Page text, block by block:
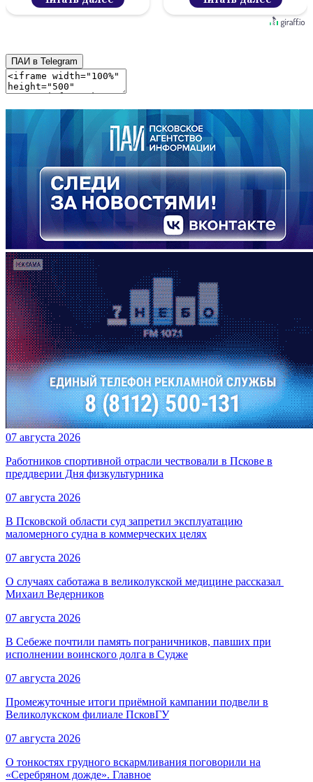
ПАИ в Telegram
07 августа 2026
Работников спортивной отрасли чествовали в Пскове в
преддверии Дня физкультурника
07 августа 2026
В Псковской области суд запретил эксплуатацию
маломерного судна в коммерческих целях
07 августа 2026
О случаях саботажа в великолукской медицине рассказал ​
Михаил Ведерников
07 августа 2026
В Себеже почтили память пограничников, павших при
исполнении воинского долга в Судже
07 августа 2026
Промежуточные итоги приёмной кампании подвели в
Великолукском филиале ПсковГУ
07 августа 2026
О тонкостях грудного вскармливания поговорили на
«Серебряном дожде». Главное